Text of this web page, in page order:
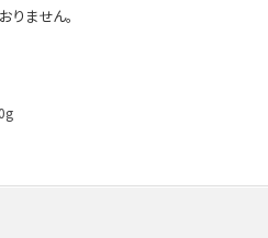
ません。